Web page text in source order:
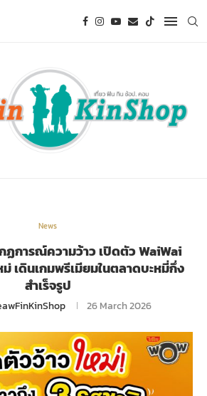
News
กฏการณ์ความว้าว เปิดตัว WaiWai
ม่ เดินเกมพรีเมียมในตลาดบะหมี่กึ่ง
สำเร็จรูป
26 March 2026